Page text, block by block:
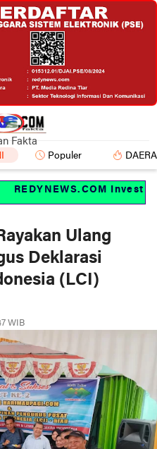
Fakta
Populer
REDYNEWS.COM
Ulang
Deklarasi
(LCI)
WIB